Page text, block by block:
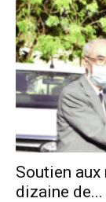
Soutien
dizaine de...